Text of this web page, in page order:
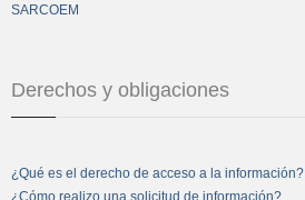
SARCOEM
Derechos y obligaciones
¿Qué es el derecho de acceso a la información?
¿Cómo realizo una solicitud de información?